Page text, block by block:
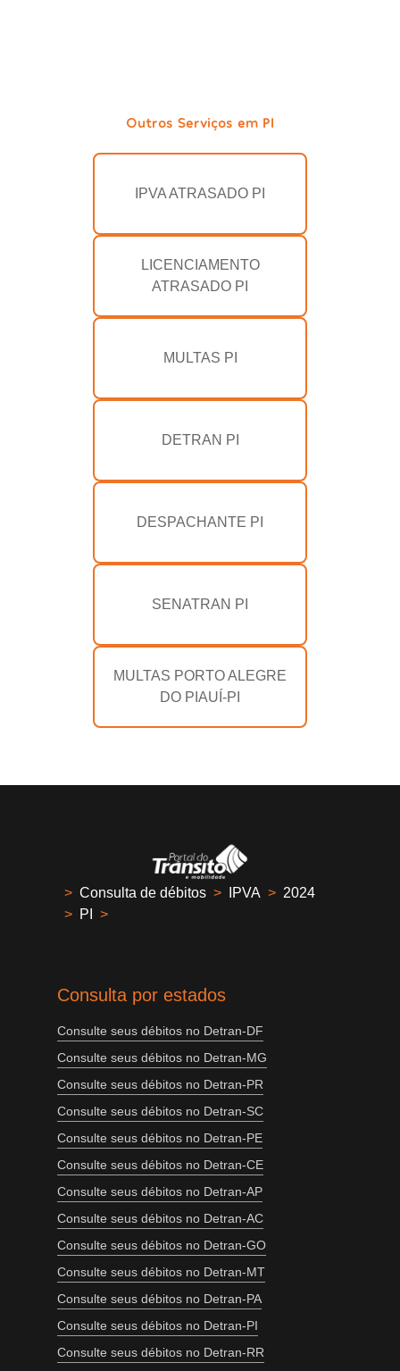
Outros Serviços em PI
IPVA ATRASADO PI
LICENCIAMENTO
ATRASADO PI
MULTAS PI
DETRAN PI
DESPACHANTE PI
SENATRAN PI
MULTAS PORTO ALEGRE
DO PIAUÍ-PI
> Consulta de débitos > IPVA > 2024
> PI >
Consulta por estados
Consulte seus débitos no Detran-DF
Consulte seus débitos no Detran-MG
Consulte seus débitos no Detran-PR
Consulte seus débitos no Detran-SC
Consulte seus débitos no Detran-PE
Consulte seus débitos no Detran-CE
Consulte seus débitos no Detran-AP
Consulte seus débitos no Detran-AC
Consulte seus débitos no Detran-GO
Consulte seus débitos no Detran-MT
Consulte seus débitos no Detran-PA
Consulte seus débitos no Detran-PI
Consulte seus débitos no Detran-RR